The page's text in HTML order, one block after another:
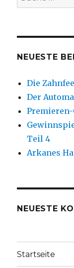
nach:
NEUESTE
Die Zahnfee
Der
Teil 4
Arkanes
NEUESTE
Startseite